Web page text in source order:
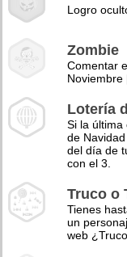
Logro
Zombie
Comentar
Noviembre
Lotería
Si la última
de
del día de
con el 3.
Truco o
Tienes
un
web